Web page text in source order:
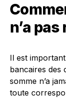
n’a
Il est
bancaires des
somme n’a
toute